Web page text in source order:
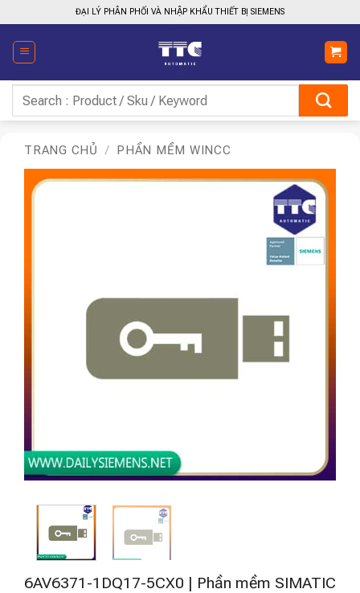
qua
nội
dung
ĐẠI LÝ PHÂN PHỐI VÀ NHẬP KHẨU THIẾT BỊ SIEMENS
kiếm:
TRANG CHỦ / PHẦN MỀM WINCC
6AV6371-1DQ17-5CX0 | Phần mềm SIMATIC